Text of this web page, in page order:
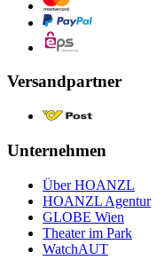
Versandpartner
Unternehmen
Über HOANZL
HOANZL Agentur
GLOBE Wien
Theater im Park
WatchAUT